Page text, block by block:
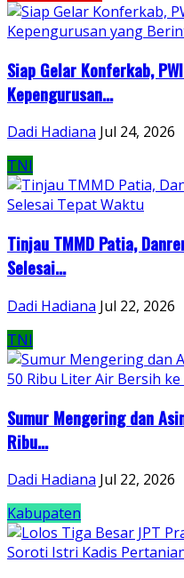
Siap Gelar Konferkab,
Kepengurusan...
Dadi Hadiana Jul 24, 2026
TNI
Tinjau TMMD Patia,
Selesai...
Dadi Hadiana Jul 22, 2026
TNI
Sumur Mengering dan
Ribu...
Dadi Hadiana Jul 22, 2026
Kabupaten